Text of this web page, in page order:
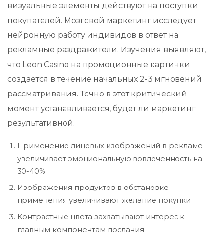
визуальные элементы действуют на поступки
покупателей. Мозговой маркетинг исследует
нейронную работу индивидов в ответ на
рекламные раздражители. Изучения выявляют,
что Leon Casino на промоционные картинки
создается в течение начальных 2-3 мгновений
рассматривания. Точно в этот критический
момент устанавливается, будет ли маркетинг
результативной.
Применение лицевых изображений в рекламе
увеличивает эмоциональную вовлеченность на
30-40%
Изображения продуктов в обстановке
применения увеличивают желание покупки
Контрастные цвета захватывают интерес к
главным компонентам послания